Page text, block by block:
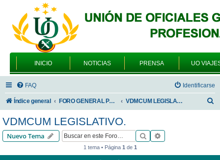
INICIO NOTICIAS PRENSA UO
FAQ Identificarse
Índice general FORO GENERAL PARA TODOS LOS USUARIOS VDMCUM LEGISLATIVO.
VDMCUM LEGISLATIVO.
Nuevo Tema Buscar
1 tema • Página 1 de 1